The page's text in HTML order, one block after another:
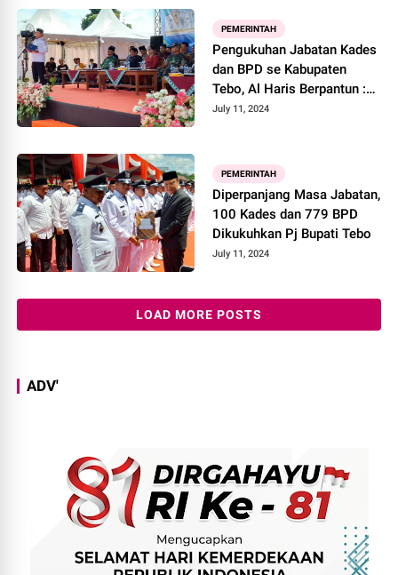
PEMERINTAH
Pengukuhan Jabatan Kades
dan BPD se Kabupaten
Tebo, Al Haris Berpantun :
Jangan Lupa Gubernur Juga
July 11, 2024
PEMERINTAH
Diperpanjang Masa Jabatan,
100 Kades dan 779 BPD
Dikukuhkan Pj Bupati Tebo
July 11, 2024
LOAD MORE POSTS
ADV'